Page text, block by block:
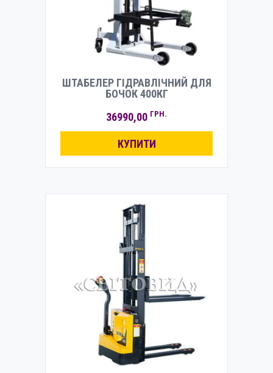
ШТАБЕЛЕР ГІДРАВЛІЧНИЙ ДЛЯ
БОЧОК 400КГ
36990,00 ГРН.
КУПИТИ